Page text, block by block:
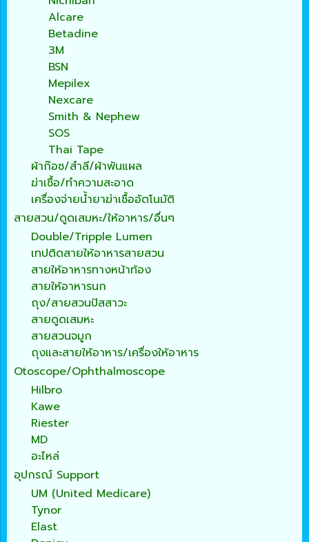
Alcare
Betadine
3M
BSN
Mepilex
Nexcare
Smith & Nephew
SOS
Thai Tape
ผ้าก๊อซ/สำลี/ผ้าพันแผล
ฆ่าเชื้อ/ทำความสะอาด
เครื่องจ่ายน้ำยาฆ่าเชื้ออัตโนมัติ
สายสวน/ดูดเสมหะ/ให้อาหาร/อื่นๆ
Double/Tripple Lumen
เทปติดสายให้อาหารสายสวน
สายให้อาหารทางหน้าท้อง
สายให้อาหารนก
ถุง/สายสวนปัสสาวะ
สายดูดเสมหะ
สายสวนจมูก
ถุงและสายให้อาหาร/เครื่องให้อาหาร
Otoscope/Ophthalmoscope
Hilbro
Kawe
Riester
MD
อะไหล่
อุปกรณ์ Support
UM (United Medicare)
Tynor
Elast